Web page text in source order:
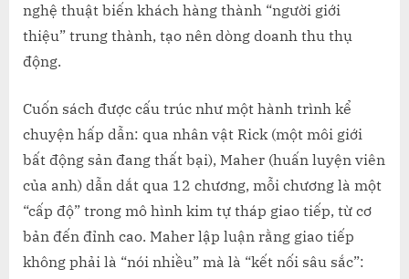
nghệ thuật biến khách hàng thành “người giới
thiệu” trung thành, tạo nên dòng doanh thu thụ
động.
Cuốn sách được cấu trúc như một hành trình kể
chuyện hấp dẫn: qua nhân vật Rick (một môi giới
bất động sản đang thất bại), Maher (huấn luyện viên
của anh) dẫn dắt qua 12 chương, mỗi chương là một
“cấp độ” trong mô hình kim tự tháp giao tiếp, từ cơ
bản đến đỉnh cao. Maher lập luận rằng giao tiếp
không phải là “nói nhiều” mà là “kết nối sâu sắc”: